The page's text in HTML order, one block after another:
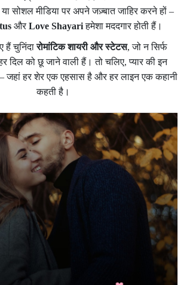
या सोशल मीडिया पर अपने जज़्बात जाहिर करने हों –
और Love Shayariहमेशा मददगार होती हैं।
हैं चुनिंदारोमांटिक शायरी और स्टेटस, जो न सिर्फ
दिल को छू जाने वाली हैं। तो चलिए, प्यार की इन
जहां हर शेर एक एहसास है और हर लाइन एक कहानी
कहती है।